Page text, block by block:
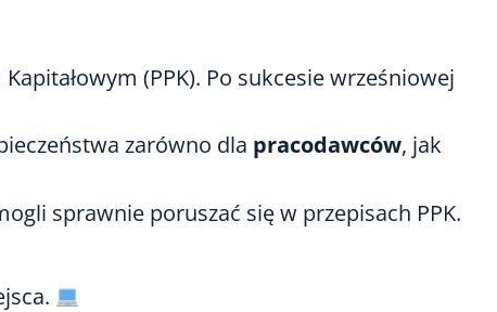
(PPK). Po sukcesie wrześniowej
zarówno dla pracodawców, jak
sprawnie poruszać się w przepisach PPK.